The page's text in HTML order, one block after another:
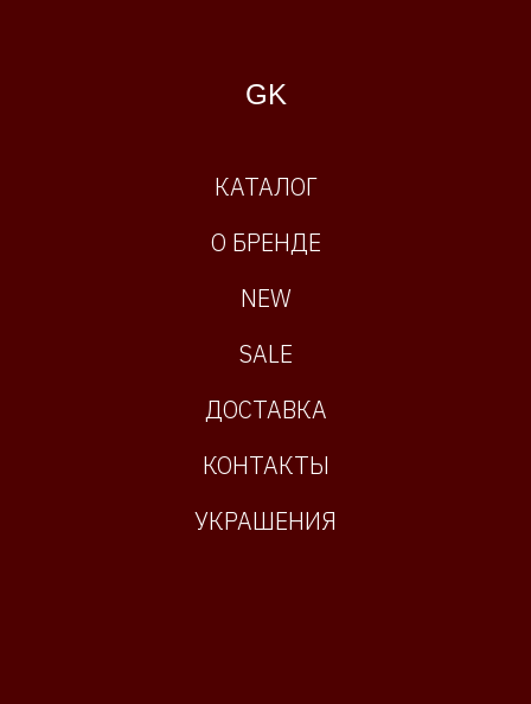
GK
КАТАЛОГ
О БРЕНДЕ
NEW
SALE
ДОСТАВКА
КОНТАКТЫ
УКРАШЕНИЯ